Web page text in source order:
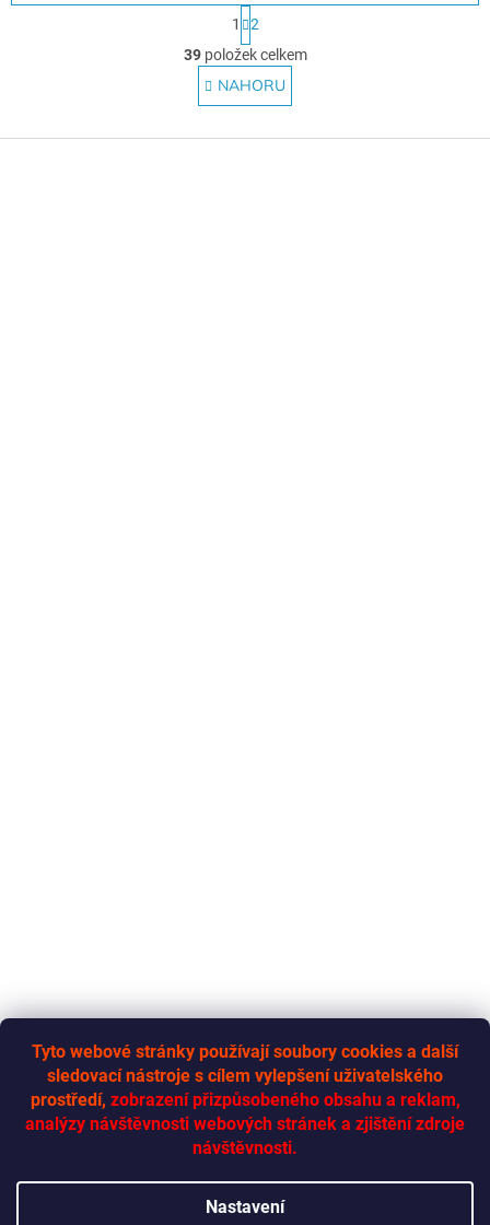
Tyto webové stránky používají soubory cookies a další
sledovací nástroje s cílem vylepšení uživatelského
prostředí, zobrazení přizpůsobeného obsahu a reklam,
analýzy návštěvnosti webových stránek a zjištění zdroje
návštěvnosti.
Nastavení
O
v
l
á
S
t
r
á
n
k
v
1
2
39položek celkem
NAHORU
Z
RYCHLÁ-DODÁVKA.CZ